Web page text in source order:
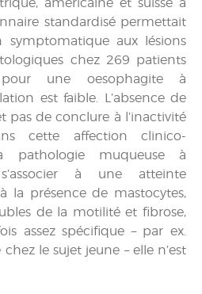
américaine et suisse a
standardisé permettait
symptomatique aux lésions
chez 269 patients
une oesophagite à
est faible. L’absence de
pas de conclure à l’inactivité
cette affection clinico-
pathologie muqueuse à
à une atteinte
la présence de mastocytes,
de la motilité et fibrose,
assez spécifique – par ex.
le sujet jeune – elle n’est